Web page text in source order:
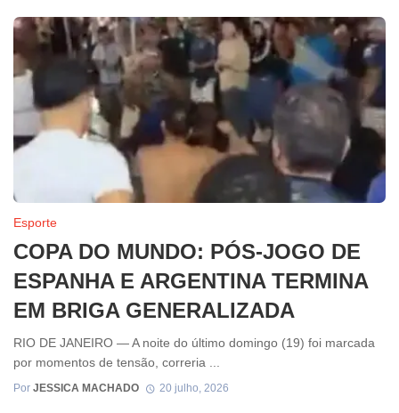
Esporte
COPA DO MUNDO: PÓS-JOGO DE
ESPANHA E ARGENTINA TERMINA
EM BRIGA GENERALIZADA
RIO DE JANEIRO — A noite do último domingo (19) foi marcada
por momentos de tensão, correria ...
Por JESSICA MACHADO 20 julho, 2026